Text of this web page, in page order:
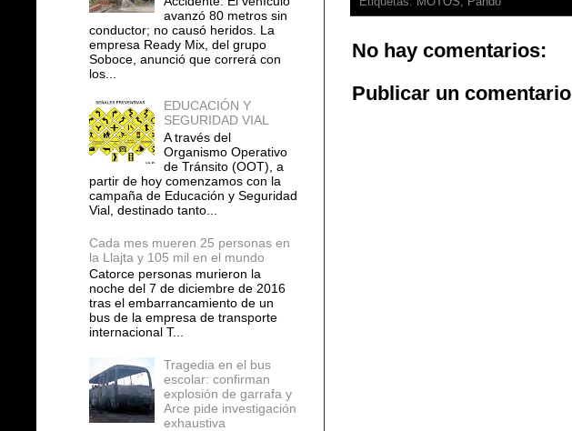
No hay comentarios:
Publicar un comentario
avanzó 80 metros sin
conductor; no causó heridos. La
empresa Ready Mix, del grupo
Soboce, anunció que correrá con
los...
EDUCACIÓN Y
SEGURIDAD VIAL
A través del
Organismo Operativo
de Tránsito (OOT), a
partir de hoy comenzamos con la
campaña de Educación y Seguridad
Vial, destinado tanto...
Cada mes mueren 25 personas en
la Llajta y 105 mil en el mundo
Catorce personas murieron la
noche del 7 de diciembre de 2016
tras el embarrancamiento de un
bus de la empresa de transporte
internacional T...
Tragedia en el bus
escolar: confirman
explosión de garrafa y
Arce pide investigación
exhaustiva